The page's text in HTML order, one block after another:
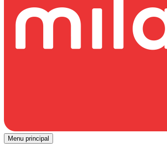
Menu principal